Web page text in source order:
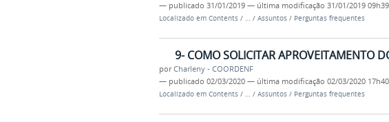
— publicado 31/01/2019 — última modificação 31/01/2019 09h39
Localizado em Contents / … / Assuntos / Perguntas frequentes
9- COMO SOLICITAR APROVEITAMENTO
porCharleny - COORDENF
— publicado 02/03/2020 — última modificação 02/03/2020 17h40
Localizado em Contents / … / Assuntos / Perguntas frequentes